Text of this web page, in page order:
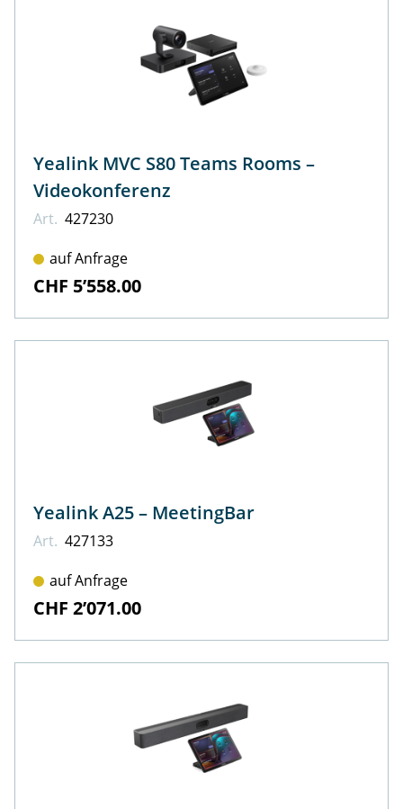
Yealink MVC S80 Teams Rooms –
Videokonferenz
Art. 427230
auf Anfrage
CHF 5’558.00
Yealink A25 – MeetingBar
Art. 427133
auf Anfrage
CHF 2’071.00